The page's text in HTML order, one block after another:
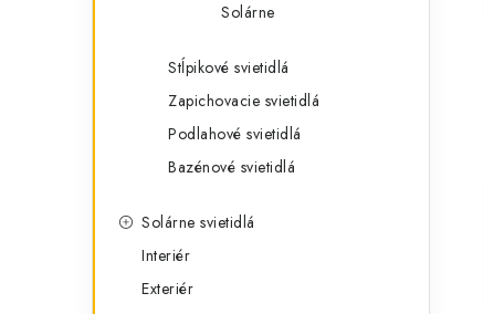
Solárne
Stĺpikové svietidlá
Zapichovacie svietidlá
Podlahové svietidlá
Bazénové svietidlá
Solárne svietidlá
Interiér
Exteriér